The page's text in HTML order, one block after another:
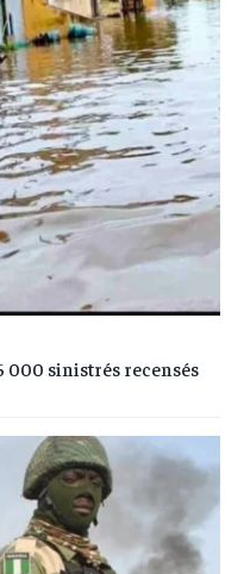
000 sinistrés recensés